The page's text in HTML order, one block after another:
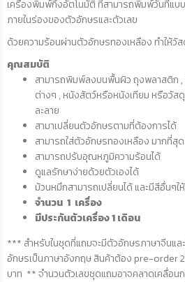
เครื่องพิมพ์กึ่งอัตโนมัติ ที่สามารถพิมพ์วันที่แบ
ภายในร่องของตัวอักษรและตัวเลข
ด้วยความร้อนผ่านตัวอักษรทองเหลือง ทำให้วัส
คุณสมบัติ
สามารถพิมพ์ลงบนพื้นผิว ถุงพลาสติก
ต่างๆ , หนังสัตว์หรือหนังเทียม หรือวัส
ละลาย
สามาเปลี่ยนตัวอักษรตามที่ต้องการได้
สามารถใส่ตัวอักษรทองเหลือง มากที่สุ
สามารถปรับอุณหภูมิความร้อนได้
ดูแลรักษาง่ายด้วยตัวเองได้
ม้วนหมึกสามารถเปลี่ยนได้ และมีสีอื่นๆใ
จำนวน 1 เครื่อง
มีประกันตัวเครื่อง 1 เดิอน
*** สำหรับในชุดที่แถมจะมีตัวอักษรภาษาจีนแ
อักษรเป็นภาษาอังกฤษ สินค้าต้อง pre-order
บาท ** จำนวนตัวเลขชุดแถมอาจคลาดเคลื่อ